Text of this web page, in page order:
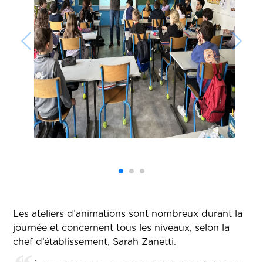
Les ateliers d’animations sont nombreux durant la
journée et concernent tous les niveaux, selon la
chef d’établissement, Sarah Zanetti.